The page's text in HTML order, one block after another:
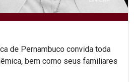
de Pernambuco convida toda
bem como seus familiares